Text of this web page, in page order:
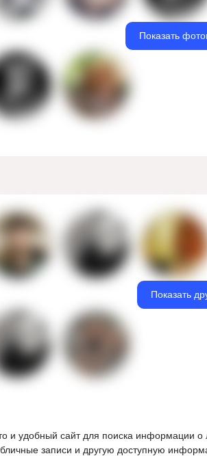
Показать
Показать
и удобный сайт для поиска информации о
записи и другую доступную